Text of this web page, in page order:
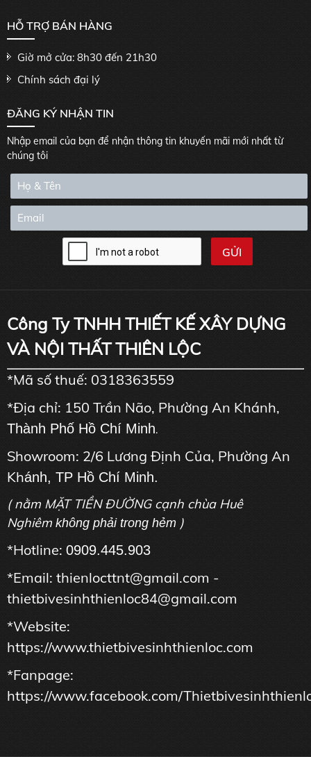
HỖ TRỢ BÁN HÀNG
Giờ mở cửa: 8h30 đến 21h30
Chính sách đại lý
ĐĂNG KÝ NHẬN TIN
Nhập email của bạn để nhận thông tin khuyến mãi mới nhất từ
chúng tôi
Công Ty TNHH THIẾT KẾ XÂY DỰNG
VÀ NỘI THẤT THIÊN LỘC
*Mã số thuế: 0318363559
*Địa chỉ: 150 Trần Não, Phường An Khánh,
Thành Phố Hồ Chí Minh.
Showroom: 2/6 Lương Định Của, Phường An
Khánh, TP Hồ Chí Minh.
( nằm MẶT TIỀN ĐƯỜNG cạnh chùa Huê
Nghiêm không phải trong hẻm )
*Hotline: 0909.445.903
*Email: thienlocttnt@gmail.com -
thietbivesinhthienloc84@gmail.com
*Website:
https://www.thietbivesinhthienloc.com
*Fanpage:
https://www.facebook.com/